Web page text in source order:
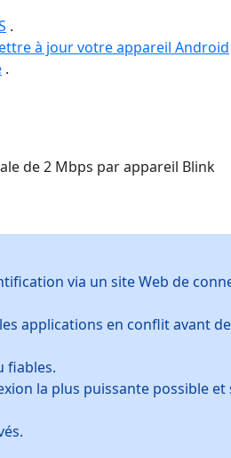
.
à jour votre appareil Android
.
de 2 Mbps par appareil Blink
via un site Web de
applications en conflit avant
fiables.
la plus puissante possible